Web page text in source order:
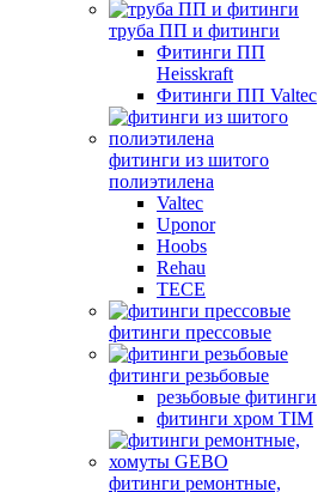
труба ПП и фитинги
Фитинги ПП
Heisskraft
Фитинги ПП Valtec
фитинги из шитого
полиэтилена
Valtec
Uponor
Hoobs
Rehau
TECE
фитинги прессовые
фитинги резьбовые
резьбовые фитинги
фитинги хром TIM
фитинги ремонтные,